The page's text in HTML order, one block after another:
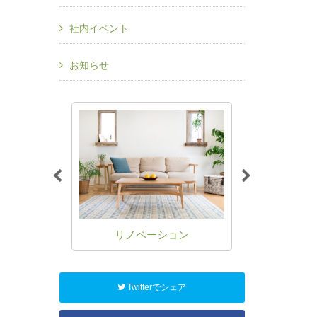
社内イベント
お知らせ
リノベーション
Twitterでシェア